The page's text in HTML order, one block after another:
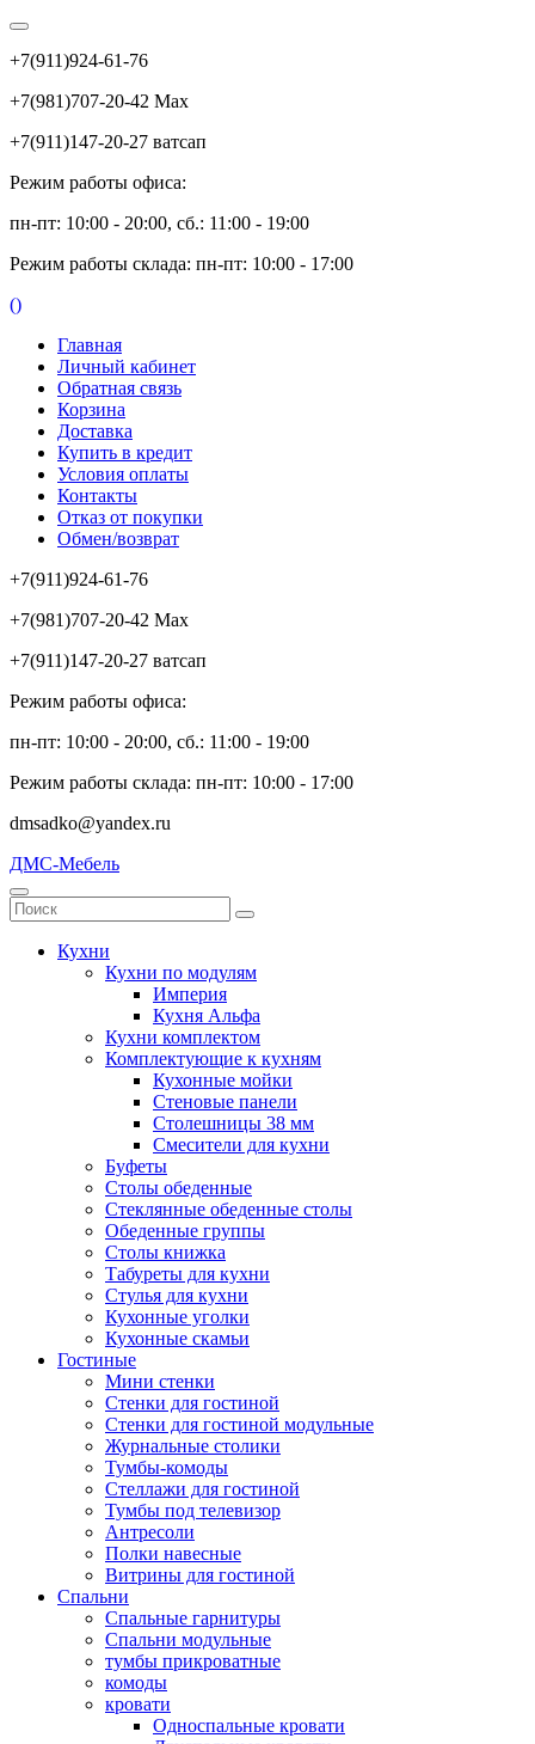
+7(911)924-61-76
+7(981)707-20-42 Max
+7(911)147-20-27 ватсап
Режим работы офиса:
пн-пт: 10:00 - 20:00, сб.: 11:00 - 19:00
Режим работы склада: пн-пт: 10:00 - 17:00
()
Главная
Личный кабинет
Обратная связь
Корзина
Доставка
Купить в кредит
Условия оплаты
Контакты
Отказ от покупки
Обмен/возврат
+7(911)924-61-76
+7(981)707-20-42 Max
+7(911)147-20-27 ватсап
Режим работы офиса:
пн-пт: 10:00 - 20:00, сб.: 11:00 - 19:00
Режим работы склада: пн-пт: 10:00 - 17:00
dmsadko@yandex.ru
ДМС-Мебель
Кухни
Кухни по модулям
Империя
Кухня Альфа
Кухни комплектом
Комплектующие к кухням
Кухонные мойки
Стеновые панели
Столешницы 38 мм
Смесители для кухни
Буфеты
Столы обеденные
Стеклянные обеденные столы
Обеденные группы
Столы книжка
Табуреты для кухни
Стулья для кухни
Кухонные уголки
Кухонные скамьи
Гостиные
Мини стенки
Стенки для гостиной
Стенки для гостиной модульные
Журнальные столики
Тумбы-комоды
Стеллажи для гостиной
Тумбы под телевизор
Антресоли
Полки навесные
Витрины для гостиной
Спальни
Спальные гарнитуры
Спальни модульные
тумбы прикроватные
комоды
кровати
Односпальные кровати